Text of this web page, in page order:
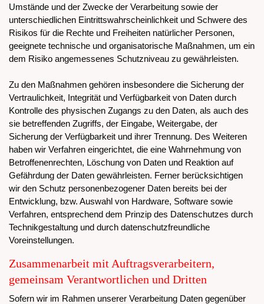
Umstände und der Zwecke der Verarbeitung sowie der
unterschiedlichen Eintrittswahrscheinlichkeit und Schwere des
Risikos für die Rechte und Freiheiten natürlicher Personen,
geeignete technische und organisatorische Maßnahmen, um ein
dem Risiko angemessenes Schutzniveau zu gewährleisten.
Zu den Maßnahmen gehören insbesondere die Sicherung der
Vertraulichkeit, Integrität und Verfügbarkeit von Daten durch
Kontrolle des physischen Zugangs zu den Daten, als auch des
sie betreffenden Zugriffs, der Eingabe, Weitergabe, der
Sicherung der Verfügbarkeit und ihrer Trennung. Des Weiteren
haben wir Verfahren eingerichtet, die eine Wahrnehmung von
Betroffenenrechten, Löschung von Daten und Reaktion auf
Gefährdung der Daten gewährleisten. Ferner berücksichtigen
wir den Schutz personenbezogener Daten bereits bei der
Entwicklung, bzw. Auswahl von Hardware, Software sowie
Verfahren, entsprechend dem Prinzip des Datenschutzes durch
Technikgestaltung und durch datenschutzfreundliche
Voreinstellungen.
Zusammenarbeit mit Auftragsverarbeitern,
gemeinsam Verantwortlichen und Dritten
Sofern wir im Rahmen unserer Verarbeitung Daten gegenüber